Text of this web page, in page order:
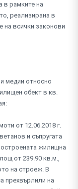
в рамките на
реализирана в
на всички законови
медии относно
обект в кв.
от 12.06.2018 г.
и съпругата
жилищна
от 239.90 кв.м.,
на строеж. В
прехвърлили на